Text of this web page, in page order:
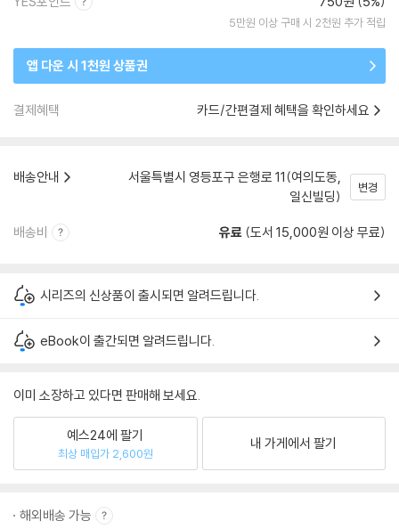
5만원 이상 구매 시 2천원 추가 적립
앱 다운 시 1천원 상품권
결제혜택 카드/간편결제 혜택을 확인하세요
배송안내
서울특별시 영등포구 은행로 11(여의도동,
일신빌딩)
변경
배송비 유료 (도서 15,000원 이상 무료)
시리즈의 신상품이 출시되면 알려드립니다.
eBook이 출간되면 알려드립니다.
이미 소장하고 있다면 판매해 보세요.
예스24에 팔기
최상 매입가 2,600원
내 가게에서 팔기
해외배송 가능